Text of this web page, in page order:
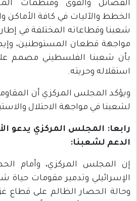
الفصائل والقوى ومنظمات
الخطط والآليات في كافة الأماكن
شعبنا وقطاعاته المختلفة في
مواجهة قطعان المستوطنين،
بأن شعبنا الفلسطيني مصمم
استقلاله وحريته.
ويؤكد المجلس المركزي أن
لشعبنا في مواجهة الاحتلال
رابعا: المجلس المركزي يدعو
الدعم لشعبنا:
إن المجلس المركزي، وأمام
الإسرائيلي وتدمير مقومات حياة
وحالة الحصار الظالم على قطاع